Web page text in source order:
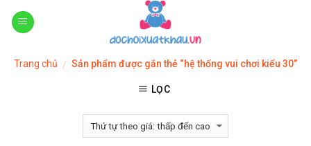
Skip
Trang chủ / Sản phẩm được gắn thẻ “hệ thống vui chơi kiểu 30”
LỌC